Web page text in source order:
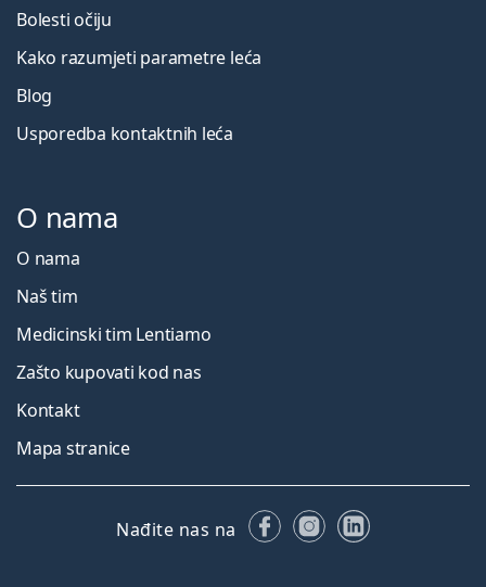
Bolesti očiju
Kako razumjeti parametre leća
Blog
Usporedba kontaktnih leća
O nama
O nama
Naš tim
Medicinski tim Lentiamo
Zašto kupovati kod nas
Kontakt
Mapa stranice
Nađite nas na FacebookuInstagramu
LinkedIn